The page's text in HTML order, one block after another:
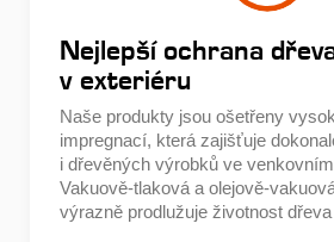
Nejlepší ochrana
v exteriéru
Naše produkty jsou ošetřeny
impregnací, která zajišťuje
i dřevěných výrobků ve
Vakuově-tlaková a olejově-
výrazně prodlužuje životnost